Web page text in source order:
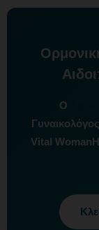
Ο
Vital